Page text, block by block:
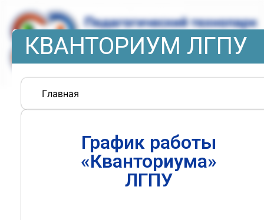
КВАНТОРИУМ ЛГПУ
Главная
График работы
«Кванториума»
ЛГПУ